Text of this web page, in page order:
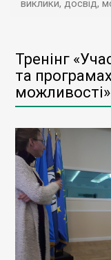
виклики, досвід,
Тренінг
та
можливості»